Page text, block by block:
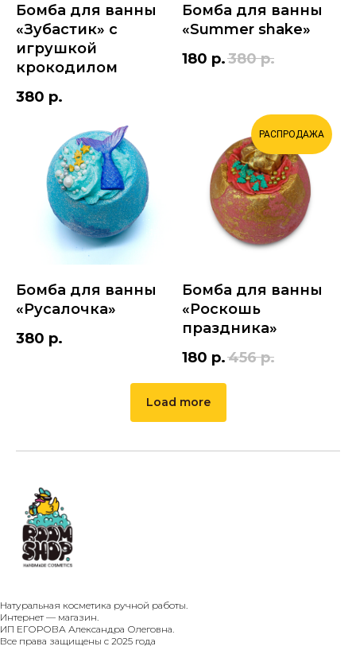
Бомба для ванны
«Зубастик» с
игрушкой
крокодилом
380 р.
Бомба для ванны
«Summer shake»
180 р.380 р.
Бомба для ванны
«Русалочка»
380 р.
РАСПРОДАЖА
Бомба для ванны
«Роскошь
праздника»
180 р.456 р.
Load more
Натуральная косметика ручной работы.
Интернет — магазин.
ИП ЕГОРОВА Александра Олеговна.
Все права защищены с 2025 года